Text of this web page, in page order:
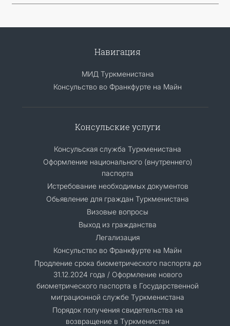
Навигация
МИД Туркменистана
Консульство во Франкфурте на Майн
Консульские услуги
Консульская служба Туркменистана
Оформление национального (внутреннего)
паспорта
Истребование необходимых документов
Обьявление для граждан Туркменистана
Визовые вопросы
Выход из гражданства
Легализация
Консульство во Франкфурте на Майн
Продление срока биометрического паспорта до
31.12.2024 года / Оформление нового
биометрического паспорта в Государственной
миграционной службе Туркменистана
Порядок получения свидетельства на
возвращение в Туркменистан